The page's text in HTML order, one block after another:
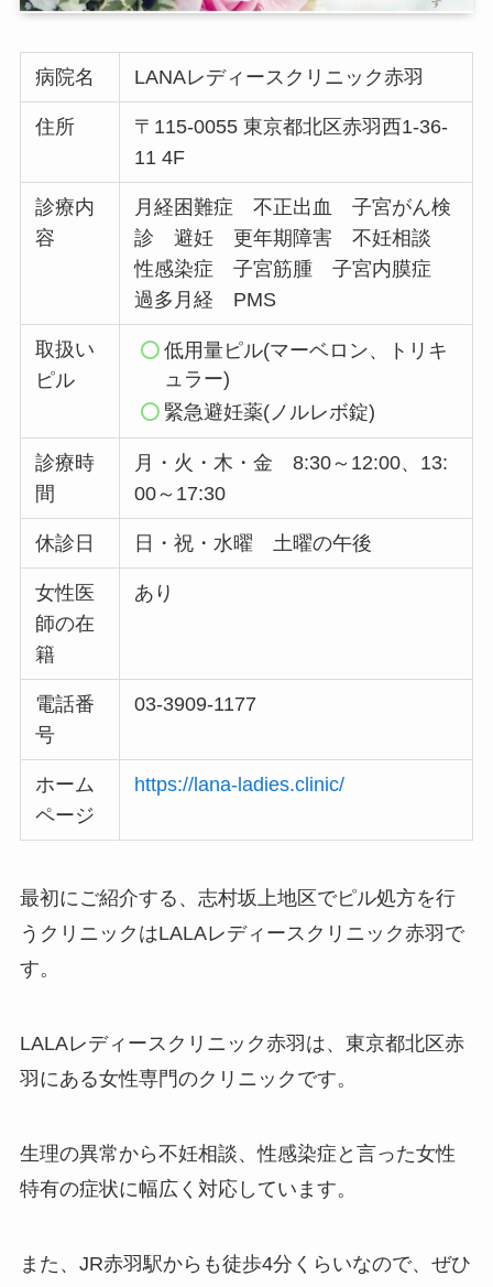
病院名 LANAレディースクリニック赤羽
住所
〒115-0055 東京都北区赤羽西1-36-
11 4F
診療内
容
月経困難症 不正出血 子宮がん検
診 避妊 更年期障害 不妊相談
性感染症 子宮筋腫 子宮内膜症
過多月経 PMS
取扱い
ピル
低用量ピル(マーベロン、トリキ
ュラー)
緊急避妊薬(ノルレボ錠)
診療時
間
月・火・木・金 8:30～12:00、13:
00～17:30
休診日 日・祝・水曜 土曜の午後
女性医
師の在
籍
あり
電話番
号
03-3909-1177
ホーム
ページ
https://lana-ladies.clinic/
最初にご紹介する、志村坂上地区でピル処方を行
うクリニックはLALAレディースクリニック赤羽で
す。
LALAレディースクリニック赤羽は、東京都北区赤
羽にある女性専門のクリニックです。
生理の異常から不妊相談、性感染症と言った女性
特有の症状に幅広く対応しています。
また、JR赤羽駅からも徒歩4分くらいなので、ぜひ